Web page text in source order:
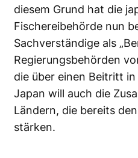
diesem Grund hat die
Fischereibehörde nun
Sachverständige als
Regierungsbehörden
die über einen Beitritt
Japan will auch die
Ländern, die bereits
stärken.